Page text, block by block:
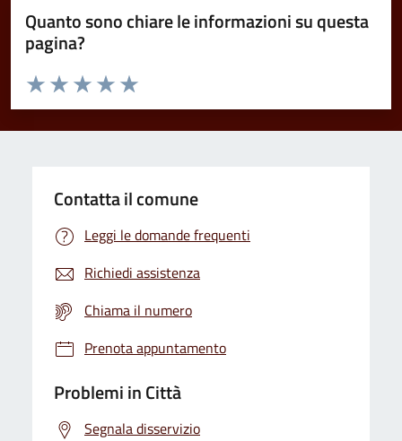
Quanto sono chiare le informazioni su questa
pagina?
Domanda
Valuta da 1 a 5 stelle la pagina
Valuta 5 stelle su 5
Valuta 4 stelle su 5
Valuta 3 stelle su 5
Valuta 2 stelle su 5
Valuta 1 stelle su 5
Contatta il comune
Leggi le domande frequenti
Richiedi assistenza
Chiama il numero
Prenota appuntamento
Problemi in Città
Segnala disservizio